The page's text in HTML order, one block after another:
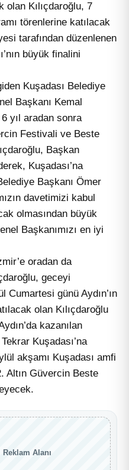
olan Kılıçdaroğlu, 7
törenlerine katılacak
tarafından düzenlenen
büyük finalini
Kuşadası Belediye
Başkanı Kemal
yıl aradan sonra
Festivali ve Beste
Başkan
Kuşadası’na
Başkanı Ömer
davetimizi kabul
olmasından büyük
Başkanımızı en iyi
oradan da
geceyi
Cumartesi günü Aydın’ın
olan Kılıçdaroğlu
kazanılan
Kuşadası’na
akşamı Kuşadası amfi
Altın Güvercin Beste
Reklam Alanı